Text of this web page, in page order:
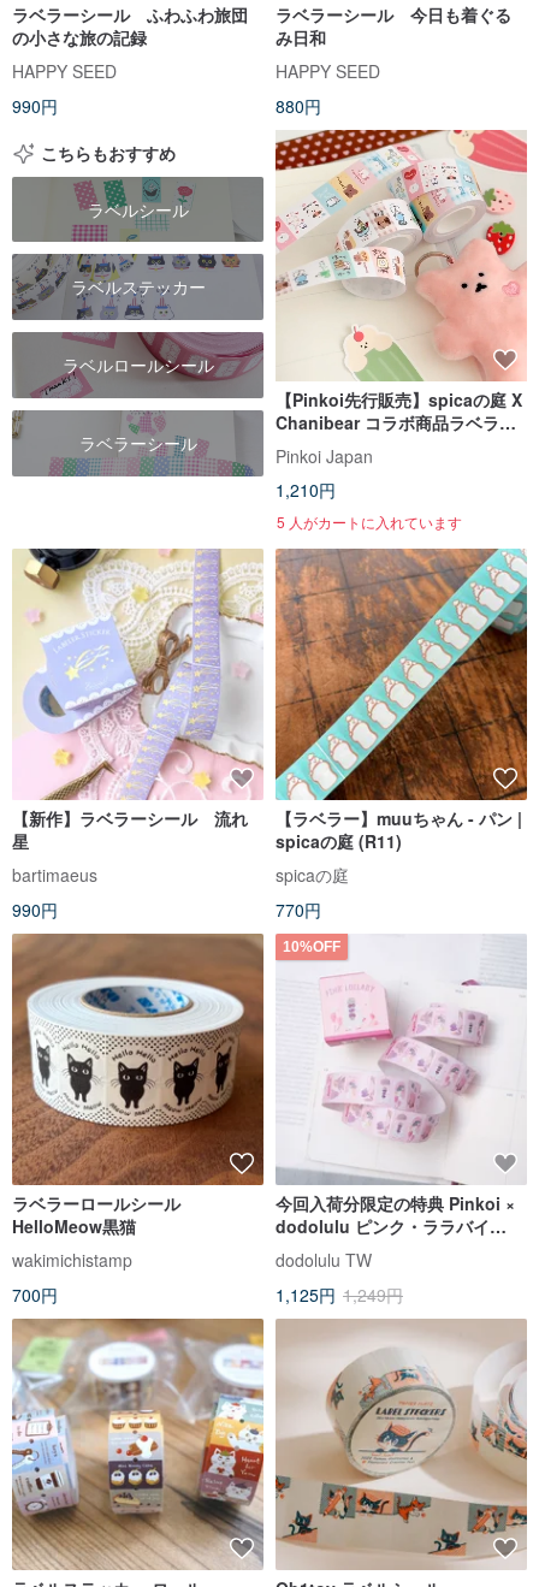
ラベラーシール ふわふわ旅団
の小さな旅の記録
HAPPY SEED
990円
ラベラーシール 今日も着ぐる
み日和
HAPPY SEED
880円
こちらもおすすめ
ラベルシール
ラベルステッカー
ラベルロールシール
ラベラーシール
【Pinkoi先行販売】spicaの庭 X
Chanibear コラボ商品ラベラシ
ール喫茶店
Pinkoi Japan
1,210円
5 人がカートに入れています
【新作】ラベラーシール 流れ
星
bartimaeus
990円
【ラベラー】muuちゃん - パン |
spicaの庭 (R11)
spicaの庭
770円
ラベラーロールシール
HelloMeow黒猫
wakimichistamp
700円
10%OFF
今回入荷分限定の特典 Pinkoi ×
dodolulu ピンク・ララバイ
(Pink Lullaby)ラベラーシール
dodolulu TW
1,125円 1,249円